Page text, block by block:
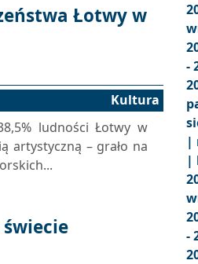
Łotwy w
Kultura
ludności Łotwy w
artystyczną – grało na
świecie
-
|
|
-